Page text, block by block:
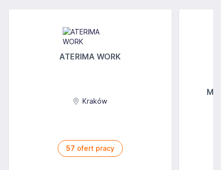
ATERIMA WORK
Kraków
57 ofert pracy